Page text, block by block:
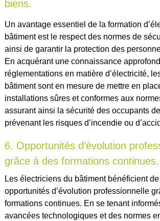
biens.
Un avantage essentiel de la formation
bâtiment est le respect des normes de
ainsi de garantir la protection des
En acquérant une connaissance
réglementations en matière d’électricité,
bâtiment sont en mesure de mettre en
installations sûres et conformes aux
assurant ainsi la sécurité des occupants
prévenant les risques d’incendie ou
6. Opportunités d’évolution
grâce à des formations continues.
Les électriciens du bâtiment bénéficient
opportunités d’évolution professionnelle
formations continues. En se tenant
avancées technologiques et des normes